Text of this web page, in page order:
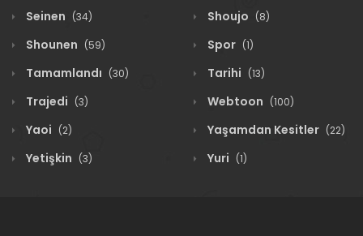
Seinen (34) Shoujo (8)
Shounen (59) Spor (1)
Tamamlandı (30) Tarihi (13)
Trajedi (3) Webtoon (100)
Yaoi (2) Yaşamdan Kesitler (22)
Yetişkin (3) Yuri (1)